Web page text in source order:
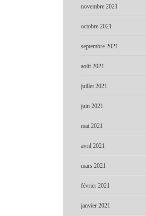
novembre 2021
octobre 2021
septembre 2021
août 2021
juillet 2021
juin 2021
mai 2021
avril 2021
mars 2021
février 2021
janvier 2021